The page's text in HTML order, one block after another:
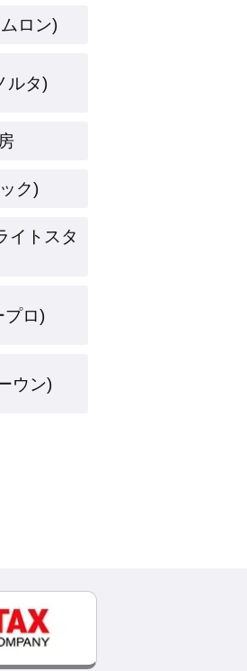
ロン)
ルタ)
ク)
イトスタ
プロ)
ウン)